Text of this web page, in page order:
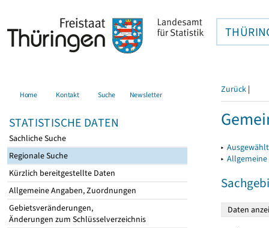
Home Kontakt Suche Newsletter
STATISTISCHE DATEN
Sachliche Suche
Regionale Suche
Kürzlich bereitgestellte Daten
Allgemeine Angaben, Zuordnungen
Gebietsveränderungen,
Änderungen zum Schlüsselverzeichnis
Zurück |
▸
▸